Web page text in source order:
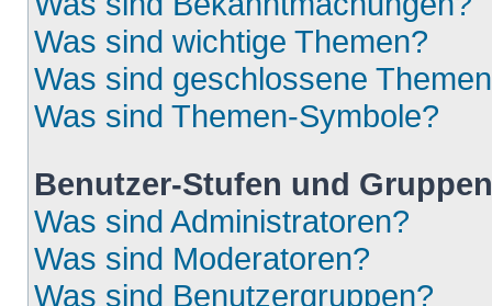
Was sind wichtige Themen?
Was sind geschlossene
Was sind Themen-Symbole?
Benutzer-Stufen und Gruppen
Was sind Administratoren?
Was sind Moderatoren?
Was sind Benutzergruppen?